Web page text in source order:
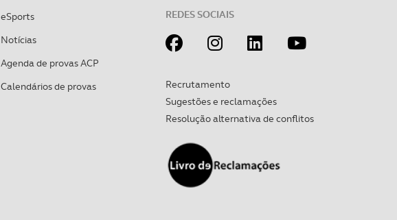
eSports
Notícias
Agenda de provas ACP
Calendários de provas
REDES SOCIAIS
Recrutamento
Sugestões e reclamações
Resolução alternativa de conflitos